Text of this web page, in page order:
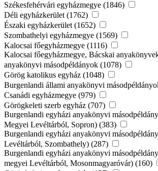
Székesfehérvári egyházmegye (1846)
Déli egyházkerület (1762)
Északi egyházkerület (1652)
Szombathelyi egyházmegye (1569)
Kalocsai főegyházmegye (1116)
Kalocsai főegyházmegye, Bácskai
anyakönyvi másodpéldányok (1078)
Görög katolikus egyház (1048)
Burgenlandi állami anyakönyvi
Csanádi egyházmegye (979)
Görögkeleti szerb egyház (707)
Burgenlandi egyházi anyakönyvi
Megyei Levéltárból, Sopron) (383)
Burgenlandi egyházi anyakönyvi
Levéltárból, Szombathely) (287)
Burgenlandi egyházi anyakönyvi
megyei Levéltárból, Mosonmagyaróvár) (160)